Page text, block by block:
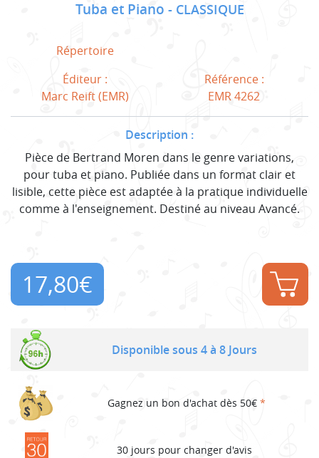
Tuba et Piano CLASSIQUE
Répertoire
Éditeur :
Marc Reift (EMR)
Référence :
EMR 4262
Description :
Pièce de Bertrand Moren dans le genre variations,
pour tuba et piano. Publiée dans un format clair et
lisible, cette pièce est adaptée à la pratique individuelle
comme à l'enseignement. Destiné au niveau Avancé.
17,80€
Disponible sous 4 à 8 Jours
Gagnez un bon d'achat dès 50€ *
30 jours pour changer d'avis